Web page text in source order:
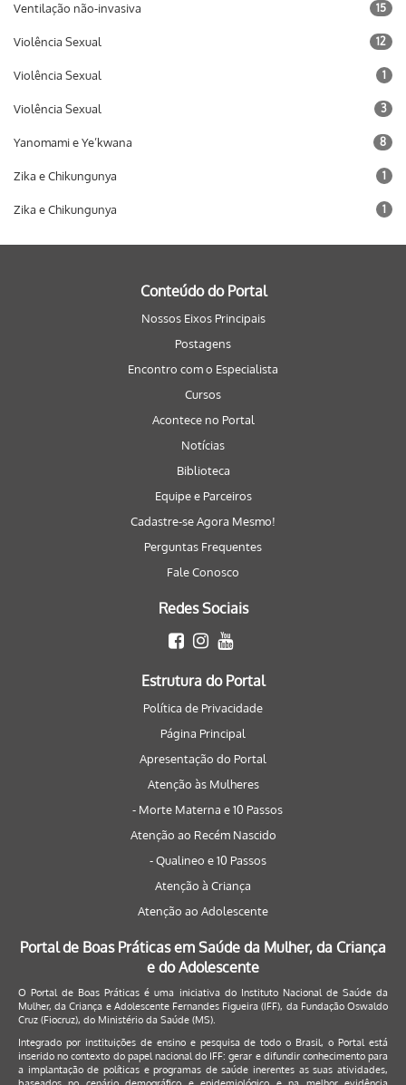
Ventilação não-invasiva 15
Violência Sexual 12
Violência Sexual 1
Violência Sexual 3
Yanomami e Ye’kwana 8
Zika e Chikungunya 1
Zika e Chikungunya 1
Conteúdo do Portal
Nossos Eixos Principais
Postagens
Encontro com o Especialista
Cursos
Acontece no Portal
Notícias
Biblioteca
Equipe e Parceiros
Cadastre-se Agora Mesmo!
Perguntas Frequentes
Fale Conosco
Redes Sociais
Estrutura do Portal
Política de Privacidade
Página Principal
Apresentação do Portal
Atenção às Mulheres
- Morte Materna e 10 Passos
Atenção ao Recém Nascido
- Qualineo e 10 Passos
Atenção à Criança
Atenção ao Adolescente
Portal de Boas Práticas em Saúde da Mulher, da Criança
e do Adolescente
O Portal de Boas Práticas é uma iniciativa do Instituto Nacional de Saúde da
Mulher, da Criança e Adolescente Fernandes Figueira (IFF), da Fundação Oswaldo
Cruz (Fiocruz), do Ministério da Saúde (MS).
Integrado por instituições de ensino e pesquisa de todo o Brasil, o Portal está
inserido no contexto do papel nacional do IFF: gerar e difundir conhecimento para
a implantação de políticas e programas de saúde inerentes as suas atividades,